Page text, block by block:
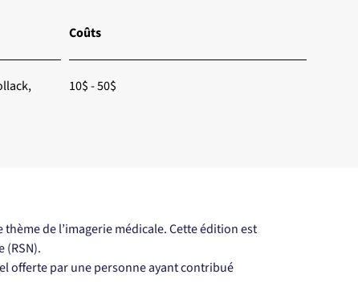
Coûts
10$ - 50$
de l’imagerie médicale. Cette édition est
(RSN).
offerte par une personne ayant contribué